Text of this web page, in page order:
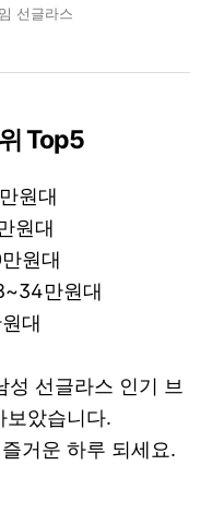
선글라스
Top5
원대
원대
원대
만원대
대
선글라스 인기 브
보았습니다.
거운 하루 되세요.